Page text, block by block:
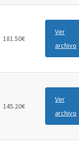
181.50€
Ver
archivo
145.20€
Ver
archivo